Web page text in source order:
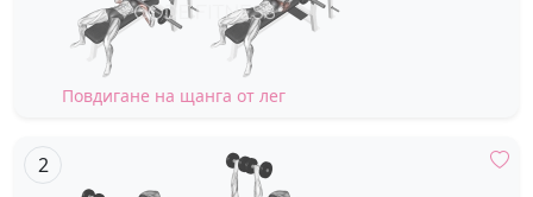
Повдигане на щанга от лег